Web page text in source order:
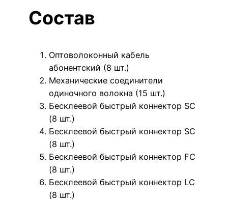
Состав
Оптоволоконный кабель
абонентский (8 шт.)
Механические соединители
одиночного волокна (15 шт.)
Бесклеевой быстрый коннектор SC
(8 шт.)
Бесклеевой быстрый коннектор SC
(8 шт.)
Бесклеевой быстрый коннектор FC
(8 шт.)
Бесклеевой быстрый коннектор LC
(8 шт.)